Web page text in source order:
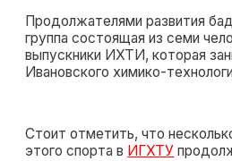
Продолжателями развития
группа состоящая из семи
выпускники ИХТИ, которая
Ивановского химико-
Стоит отметить, что
этого спорта в ИГХТУ